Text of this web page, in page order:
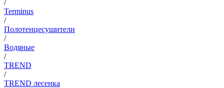
/
Terminus
/
Полотенцесушители
/
Водяные
/
TREND
/
TREND лесенка